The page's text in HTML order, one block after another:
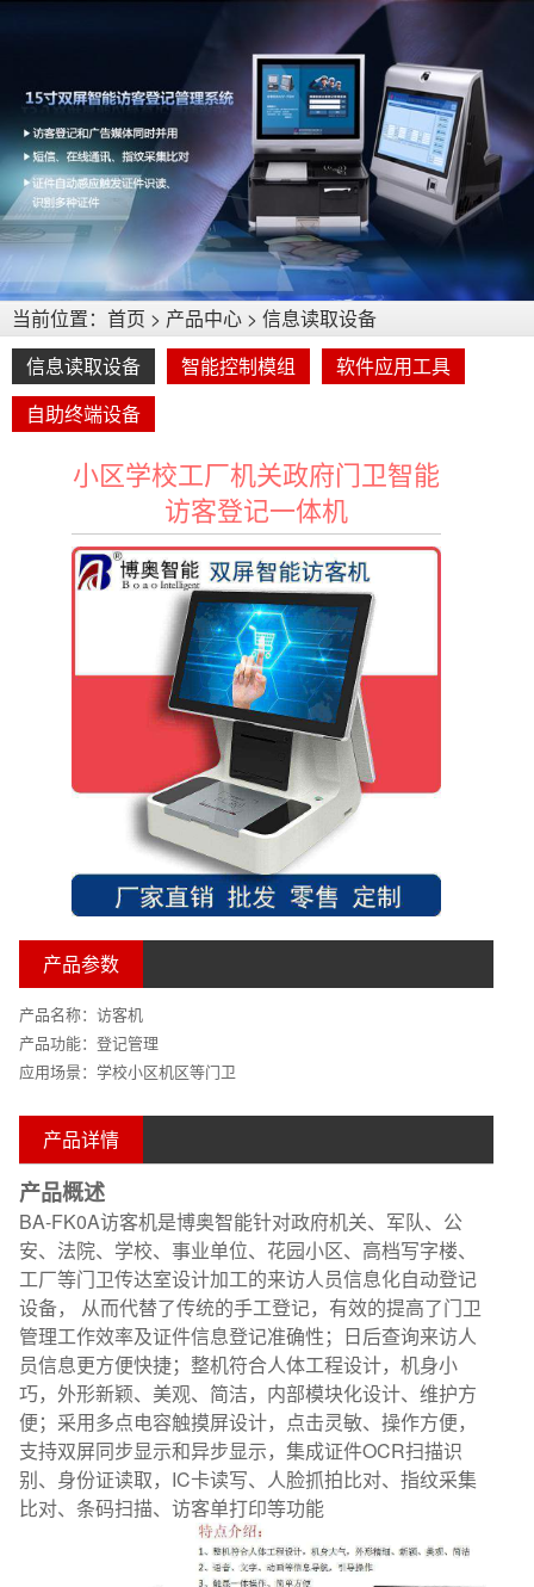
当前位置： 首页 > 产品中心 > 信息读取设备
信息读取设备
智能控制模组
软件应用工具
自助终端设备
小区学校工厂机关政府门卫智能
访客登记一体机
产品参数
产品名称：访客机
产品功能：登记管理
应用场景：学校小区机区等门卫
产品详情
产品概述
BA-FK0A访客机是博奥智能针对政府机关、军队、公
安、法院、学校、事业单位、花园小区、高档写字楼、
工厂等门卫传达室设计加工的来访人员信息化自动登记
设备， 从而代替了传统的手工登记，有效的提高了门卫
管理工作效率及证件信息登记准确性；日后查询来访人
员信息更方便快捷；整机符合人体工程设计，机身小
巧，外形新颖、美观、简洁，内部模块化设计、维护方
便；采用多点电容触摸屏设计，点击灵敏、操作方便，
支持双屏同步显示和异步显示，集成证件OCR扫描识
别、身份证读取，IC卡读写、人脸抓拍比对、指纹采集
比对、条码扫描、访客单打印等功能